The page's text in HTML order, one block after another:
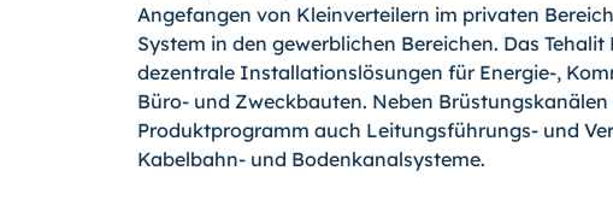
Angefangen von Kleinverteilern im privaten
System in den gewerblichen Bereichen. Das
dezentrale Installationslösungen für Energie-,
Büro- und Zweckbauten. Neben
Produktprogramm auch Leitungsführungs- und
Kabelbahn- und Bodenkanalsysteme.